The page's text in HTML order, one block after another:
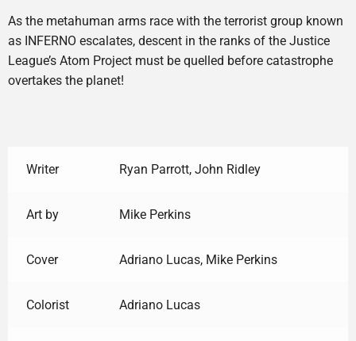
As the metahuman arms race with the terrorist group known
as INFERNO escalates, descent in the ranks of the Justice
League’s Atom Project must be quelled before catastrophe
overtakes the planet!
Writer Ryan Parrott, John Ridley
Art by Mike Perkins
Cover Adriano Lucas, Mike Perkins
Colorist Adriano Lucas